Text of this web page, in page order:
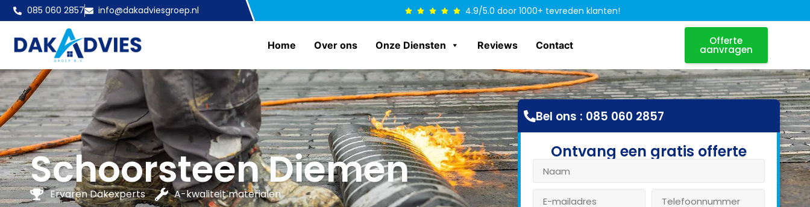
085 060 2857 info@dakadviesgroep.nl 4.9/5.0 door 1000+ tevreden klanten!
Home Over ons Onze Diensten Reviews Contact Offerte
aanvragen
Schoorsteen Diemen
Ervaren Dakexperts
A-kwaliteit materialen
Bel ons : 085 060 2857
Ontvang een gratis offerte